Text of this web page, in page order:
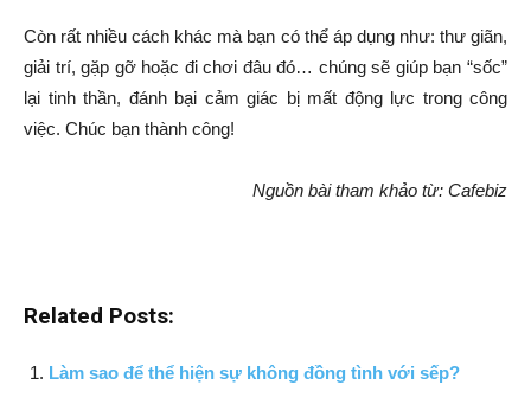
Còn rất nhiều cách khác mà bạn có thể áp dụng như: thư giãn,
giải trí, gặp gỡ hoặc đi chơi đâu đó… chúng sẽ giúp bạn “sốc”
lại tinh thần, đánh bại cảm giác bị mất động lực trong công
việc. Chúc bạn thành công!
Nguồn bài tham khảo từ: Cafebiz
Related Posts:
Làm sao để thể hiện sự không đồng tình với sếp?